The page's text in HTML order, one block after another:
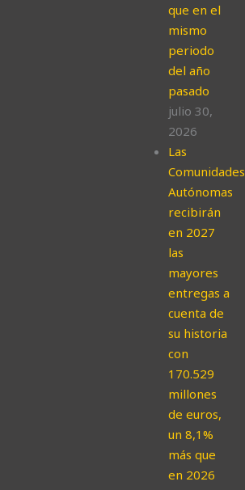
que en el
mismo
periodo
del año
pasado
julio 30,
2026
Las
Comunidades
Autónomas
recibirán
en 2027
las
mayores
entregas a
cuenta de
su historia
con
170.529
millones
de euros,
un 8,1%
más que
en 2026